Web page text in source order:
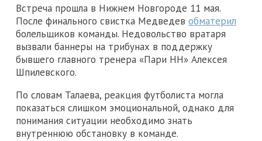
Встреча прошла в Нижнем Новгороде 11 мая.
После финального свистка Медведев обматерил
болельщиков команды. Недовольство вратаря
вызвали баннеры на трибунах в поддержку
бывшего главного тренера «Пари НН» Алексея
Шпилевского.
По словам Талаева, реакция футболиста могла
показаться слишком эмоциональной, однако для
понимания ситуации необходимо знать
внутреннюю обстановку в команде.